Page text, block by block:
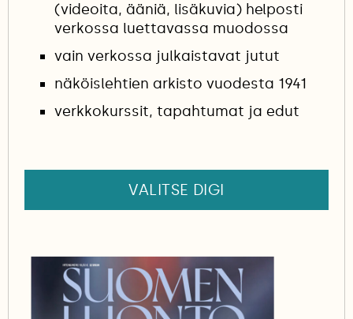
(videoita, ääniä, lisäkuvia) helposti
verkossa luettavassa muodossa
vain verkossa julkaistavat jutut
näköislehtien arkisto vuodesta 1941
verkkokurssit, tapahtumat ja edut
VALITSE DIGI